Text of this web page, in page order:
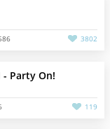
3802
- Party On!
119